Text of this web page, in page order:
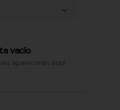
vacío
aparecerán aquí